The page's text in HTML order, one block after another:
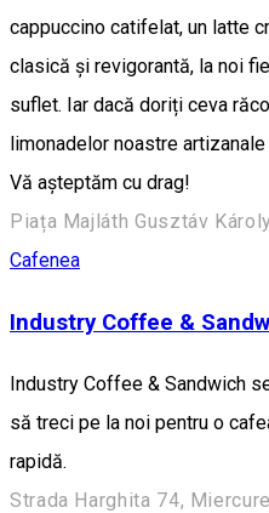
cappuccino catifelat, un latte
clasică și revigorantă, la noi
suflet. Iar dacă doriți ceva
limonadelor noastre
Vă așteptăm cu drag!
Cafenea
Industry Coffee &
Industry Coffee & Sandwich
să treci pe la noi pentru o
rapidă.
Strada Harghita 74,